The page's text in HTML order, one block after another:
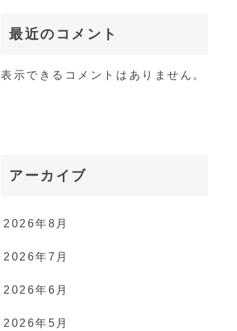
最近のコメント
表示できるコメントはありません。
アーカイブ
2026年8月
2026年7月
2026年6月
2026年5月